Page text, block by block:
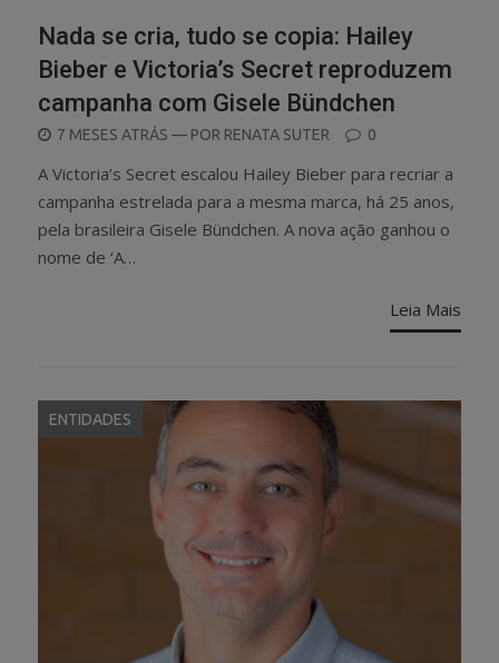
Nada se cria, tudo se copia: Hailey
Bieber e Victoria’s Secret reproduzem
campanha com Gisele Bündchen
POSTED
7 MESES ATRÁS — POR RENATA SUTER 0
A Victoria’s Secret escalou Hailey Bieber para recriar a
campanha estrelada para a mesma marca, há 25 anos,
pela brasileira Gisele Bündchen. A nova ação ganhou o
nome de ‘A…
Leia Mais
ENTIDADES